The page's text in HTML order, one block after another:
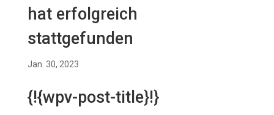
hat erfolgreich
stattgefunden
Jan. 30, 2023
{!{wpv-post-title}!}